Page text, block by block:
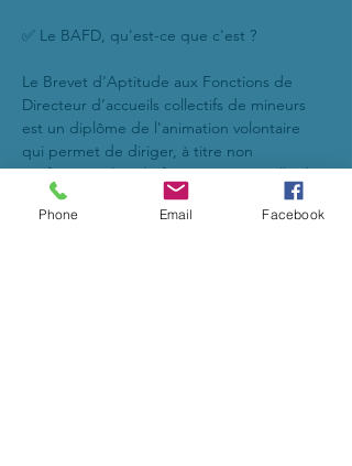
✅ Le BAFD, qu'est-ce que c'est ?
Le Brevet d’Aptitude aux Fonctions de
Directeur d’accueils collectifs de mineurs
est un diplôme de l'animation volontaire
qui permet de diriger, à titre non
professionnel et de façon occasionnelle des
accueils collectifs de mineurs.
Phone Email Facebook